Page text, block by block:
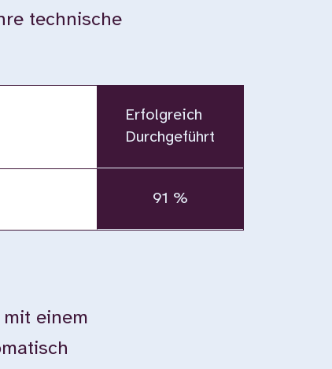
technische
Erfolgreich
Durchgeführt
91 %
einem